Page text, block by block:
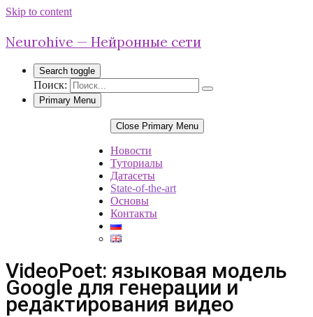
Skip to content
Neurohive — Нейронные сети
Search toggle
Поиск:
Primary Menu
Close Primary Menu
Новости
Туториалы
Датасеты
State-of-the-art
Основы
Контакты
VideoPoet: языковая модель
Google для генерации и
редактирования видео